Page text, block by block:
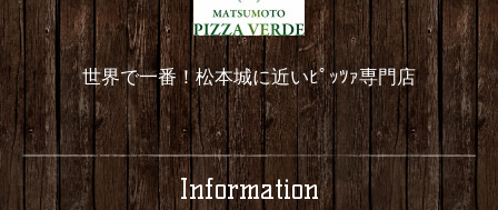
世界で一番！松本城に近いﾋﾟｯﾂｧ専門店
Information